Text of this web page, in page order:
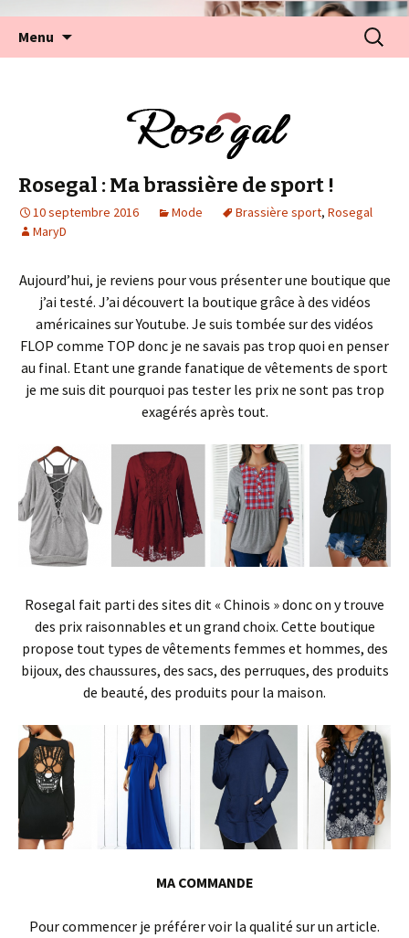
Menu
Rosegal : Ma brassière de sport !
10 septembre 2016 Mode Brassière sport, Rosegal
MaryD
Aujourd’hui, je reviens pour vous présenter une boutique que
j’ai testé. J’ai découvert la boutique grâce à des vidéos
américaines sur Youtube. Je suis tombée sur des vidéos
FLOP comme TOP donc je ne savais pas trop quoi en penser
au final. Etant une grande fanatique de vêtements de sport
je me suis dit pourquoi pas tester les prix ne sont pas trop
exagérés après tout.
Rosegal fait parti des sites dit « Chinois » donc on y trouve
des prix raisonnables et un grand choix. Cette boutique
propose tout types de vêtements femmes et hommes, des
bijoux, des chaussures, des sacs, des perruques, des produits
de beauté, des produits pour la maison.
MA COMMANDE
Pour commencer je préférer voir la qualité sur un article.